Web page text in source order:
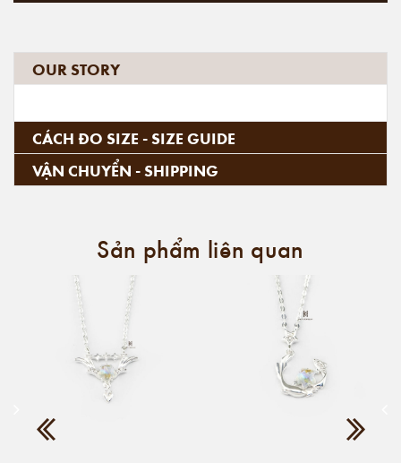
OUR STORY
CÁCH ĐO SIZE - SIZE GUIDE
VẬN CHUYỂN - SHIPPING
Sản phẩm liên quan